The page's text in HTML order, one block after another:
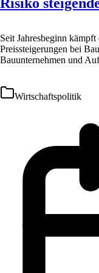
Seit Jahresbeginn
Preissteigerungen bei
Bauunternehmen und
Wirtschaftspolitik